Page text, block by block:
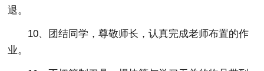
退。
10、团结同学，尊敬师长，认真完成老师布置的作
业。